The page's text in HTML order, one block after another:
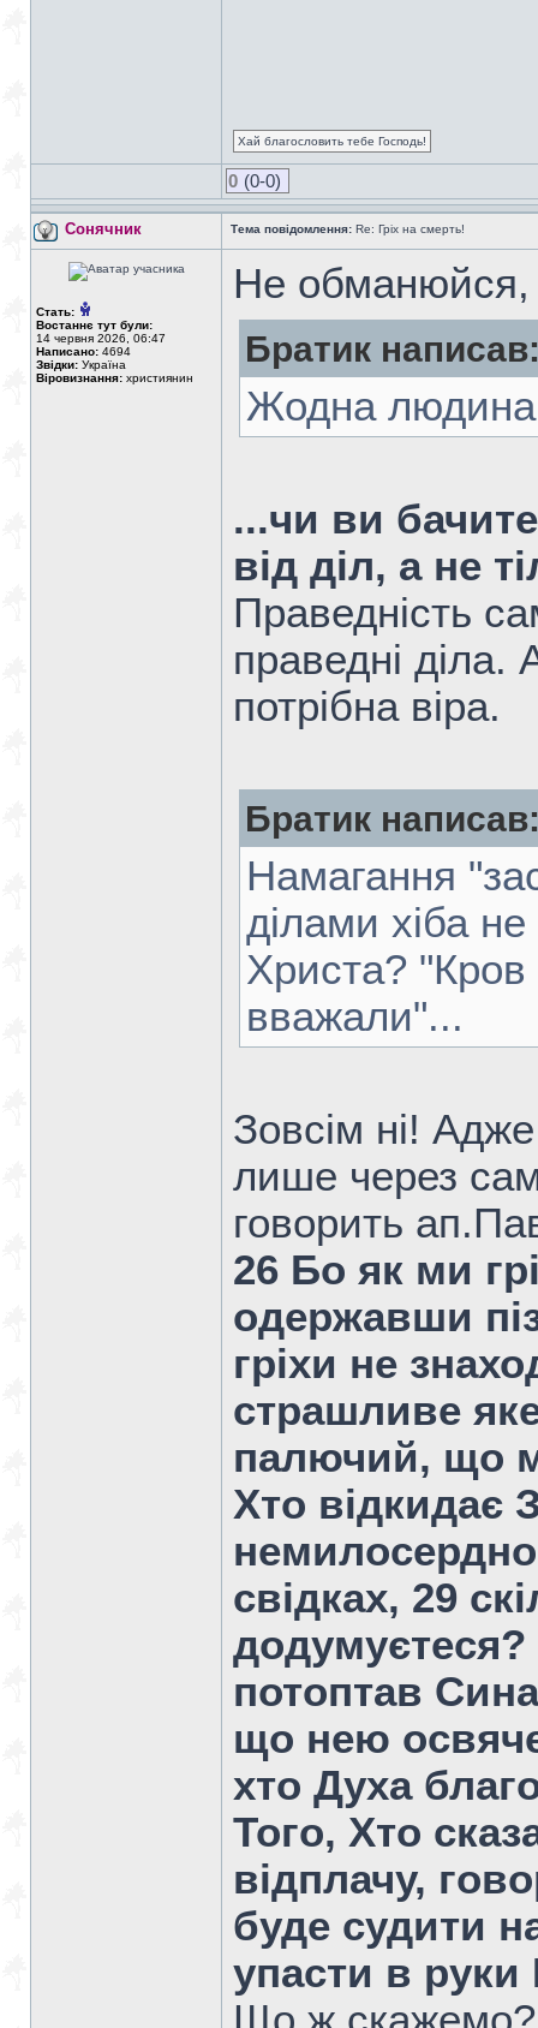
Хай благословить тебе Господь!
0 (0-0)
Сонячник Тема повідомлення: Re: Гріх на смерть!
Стать:
Востаннє тут були:
14 червня 2026, 06:47
Написано: 4694
Звідки: Україна
Віровизнання: християнин
Не обманюйся,
Братик
Жодна людина
...чи ви
від діл, а не
Праведність
праведні діла.
потрібна віра.
Братик
Намагання
ділами хіба не
Христа?
вважали"...
Зовсім ні!
лише через
говорить
26 Бо як ми
одержавши
гріхи не
страшливе
палючий, що
Хто відкидає
свідках, 29
додумуєтеся?
потоптав
що нею
хто Духа
Того, Хто
відплачу,
буде судити
упасти в